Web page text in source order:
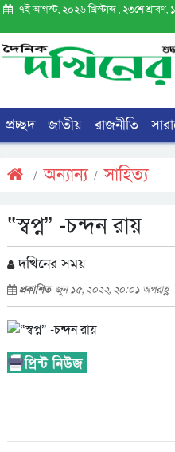
৭ই আগস্ট, ২০২৬ খ্রিস্টাব্দ , ২৩শে শ্রাবণ,
প্রচ্ছদ জাতীয় রাজনীতি
অন্যান্য সাহিত্য
“স্বপ্ন” -চন্দন রায়
দখিনের সময়
প্রকাশিত জুন ১৫, ২০২২, ২০:০১ অপরাহ্ণ